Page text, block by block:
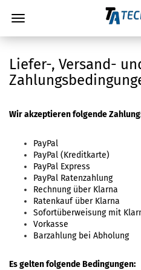
Liefer-, Versand-
Wir akzeptieren folgende
PayPal
PayPal (Kreditkarte)
PayPal Express
PayPal Ratenzahlung
Rechnung über Klarna
Ratenkauf über Klarna
Sofortüberweisung mit
Vorkasse
Barzahlung bei Abholung
Es gelten folgende Bedingungen: